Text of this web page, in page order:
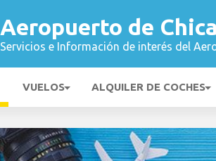
Aeropuerto de
Servicios e Información de interés del
VUELOS ALQUILER DE COCHES